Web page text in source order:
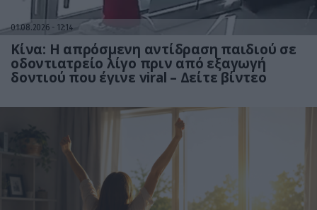
01.08.2026 12:14
Κίνα: Η απρόσμενη αντίδραση παιδιού σε
οδοντιατρείο λίγο πριν από εξαγωγή
δοντιού που έγινε viral – Δείτε βίντεο